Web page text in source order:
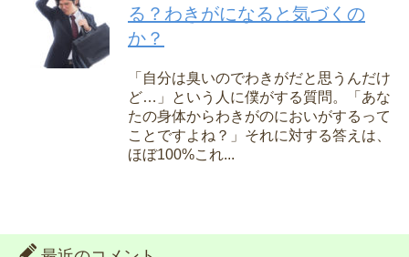
る？わきがになると気づくの
か？
「自分は臭いのでわきがだと思うんだけ
ど…」という人に僕がする質問。「あな
たの身体からわきがのにおいがするって
ことですよね？」それに対する答えは、
ほぼ100%これ...